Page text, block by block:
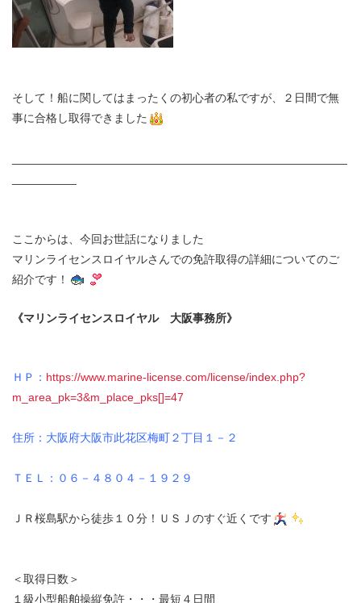
そして！船に関してはまったくの初心者の私ですが、２日間で無
事に合格し取得できました
ここからは、今回お世話になりました
マリンライセンスロイヤルさんでの免許取得の詳細についてのご
紹介です！
《マリンライセンスロイヤル 大阪事務所》
ＨＰ： https://www.marine-license.com/license/index.php?
m_area_pk=3&m_place_pks[]=47
住所：大阪府大阪市此花区梅町２丁目１－２
ＴＥＬ：０６－４８０４－１９２９
ＪＲ桜島駅から徒歩１０分！ＵＳＪのすぐ近くです
＜取得日数＞
１級小型船舶操縦免許・・・最短４日間